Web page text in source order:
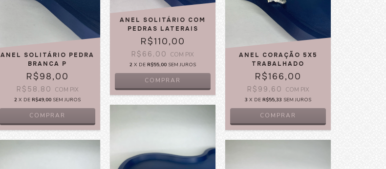
ANEL SOLITÁRIO PEDRA
BRANCA P
R$98,00
R$58,80 COM PIX
2 X DER$49,00 SEM JUROS
COMPRAR
ANEL SOLITÁRIO COM
PEDRAS LATERAIS
R$110,00
R$66,00 COM PIX
2 X DER$55,00 SEM JUROS
COMPRAR
ANEL CORAÇÃO 5X5
TRABALHADO
R$166,00
R$99,60 COM PIX
3 X DER$55,33 SEM JUROS
COMPRAR